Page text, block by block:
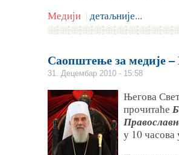
Медији | детаљније...
Саопштење за медије
31. Децембар 2010 - 15:58
Његова
прочитаће
у 10